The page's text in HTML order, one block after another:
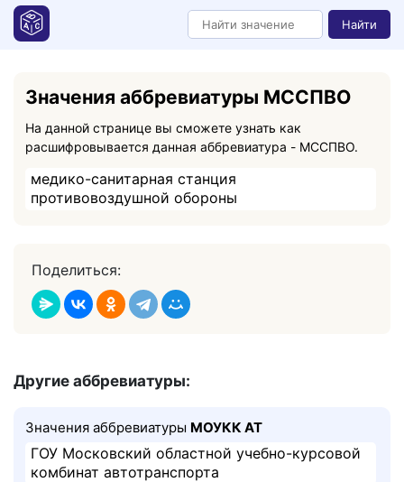
Найти
Значения аббревиатуры МССПВО
На данной странице вы сможете узнать как
расшифровывается данная аббревиатура - МССПВО.
медико-санитарная станция
противовоздушной обороны
Поделиться:
Другие аббревиатуры:
Значения аббревиатуры МОУКК АТ
ГОУ Московский областной учебно-курсовой
комбинат автотранспорта